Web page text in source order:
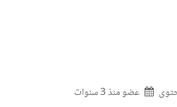
عضو منذ3 سنوات